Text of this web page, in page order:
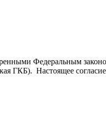
Федеральным
ГКБ). Настоящее согласие